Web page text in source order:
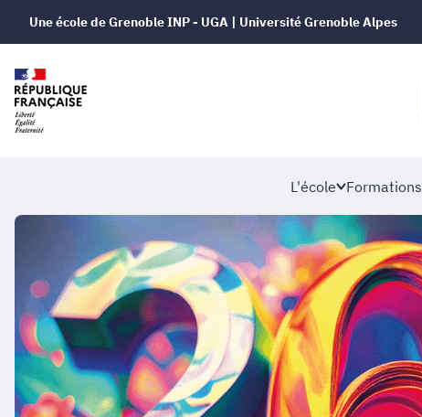
Une école de Grenoble INP - UGA | Université Grenoble Alpes
L'école Formations